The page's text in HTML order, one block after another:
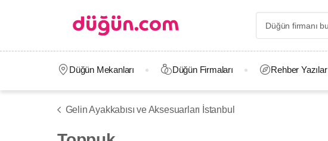
Düğün Mekanları Düğün Firmaları Rehber Yazılar
Gelin Ayakkabısı ve Aksesuarları İstanbul